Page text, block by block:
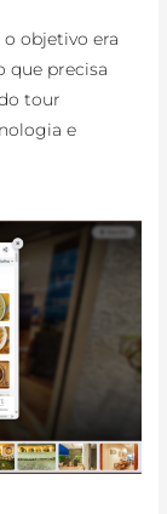
objetivo era
que precisa
tour
e